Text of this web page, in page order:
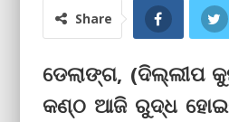
Share
ଡେଲାଙ୍ଗ, (ଦିଲ୍ଲୀପ
କଣ୍ଠ ଆଜି ରୁଦ୍ଧ